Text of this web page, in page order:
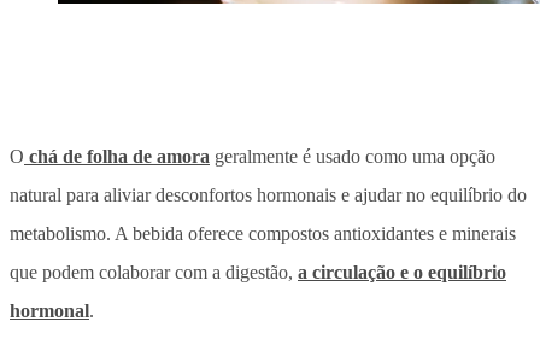
O chá de folha de amora geralmente é usado como uma opção
natural para aliviar desconfortos hormonais e ajudar no equilíbrio do
metabolismo. A bebida oferece compostos antioxidantes e minerais
que podem colaborar com a digestão, a circulação e o equilíbrio
hormonal.